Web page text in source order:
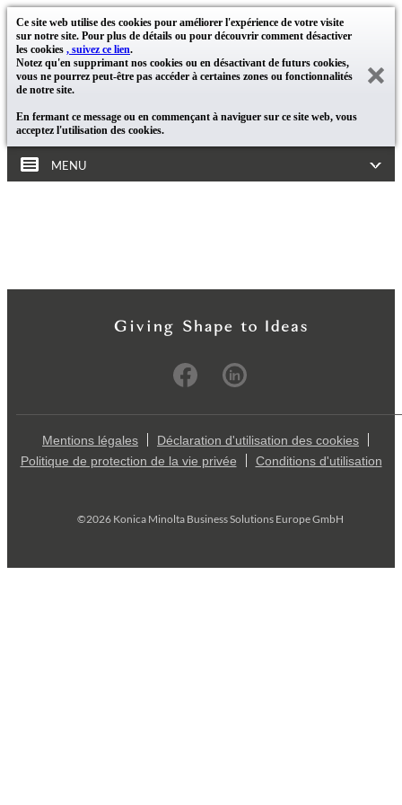
Ce site web utilise des cookies pour améliorer l'expérience de votre visite
sur notre site. Pour plus de détails ou pour découvrir comment désactiver
les cookies , suivez ce lien.
Notez qu'en supprimant nos cookies ou en désactivant de futurs cookies,
vous ne pourrez peut-être pas accéder à certaines zones ou fonctionnalités
de notre site.
En fermant ce message ou en commençant à naviguer sur ce site web, vous
acceptez l'utilisation des cookies.
MENU
Mentions légales
Déclaration d'utilisation des cookies
Politique de protection de la vie privée
Conditions d'utilisation
©2026 Konica Minolta Business Solutions Europe GmbH